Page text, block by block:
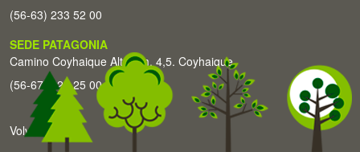
(56-63) 233 52 00
SEDE PATAGONIA
Camino Coyhaique Alto Km. 4,5. Coyhaique
(56-67) 226 25 00
Volver arriba